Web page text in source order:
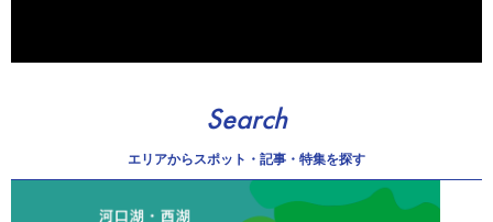
Search
エリアからスポット・記事・特集を探す